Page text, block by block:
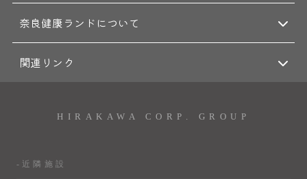
奈良健康ランドについて
関連リンク
HIRAKAWA CORP. GROUP
-近隣施設